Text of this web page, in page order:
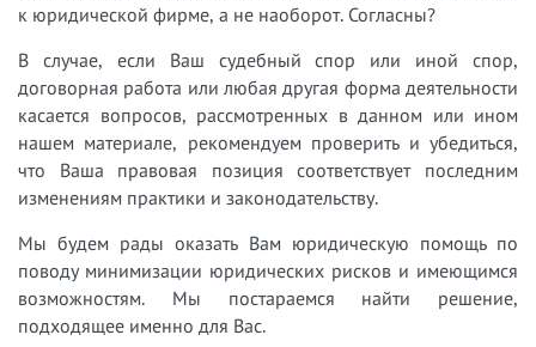
к юридической фирме, а не наоборот. Согласны?
В случае, если Ваш судебный спор или иной спор,
договорная работа или любая другая форма деятельности
касается вопросов, рассмотренных в данном или ином
нашем материале, рекомендуем проверить и убедиться,
что Ваша правовая позиция соответствует последним
изменениям практики и законодательству.
Мы будем рады оказать Вам юридическую помощь по
поводу минимизации юридических рисков и имеющимся
возможностям. Мы постараемся найти решение,
подходящее именно для Вас.